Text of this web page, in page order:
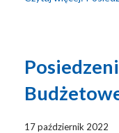
17 październik 2022